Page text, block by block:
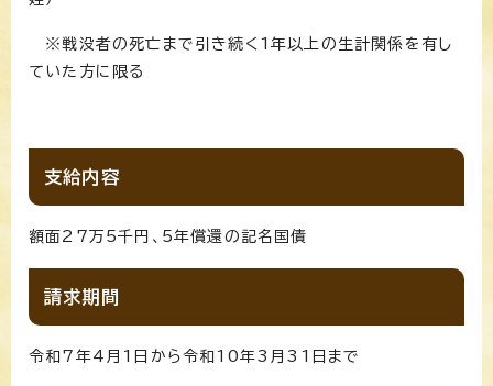
※戦没者の死亡まで引き続く1年以上の生計関係を有し
ていた方に限る
支給内容
額面27万5千円、5年償還の記名国債
請求期間
令和7年4月1日から令和10年3月31日まで